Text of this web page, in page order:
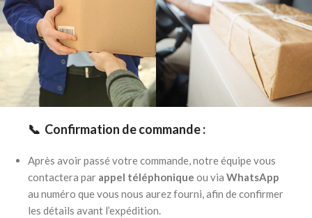
📞 Confirmation de commande :
Après avoir passé votre commande, notre équipe vous
contactera par appel téléphonique ou via WhatsApp
au numéro que vous nous aurez fourni, afin de confirmer
les détails avant l’expédition.